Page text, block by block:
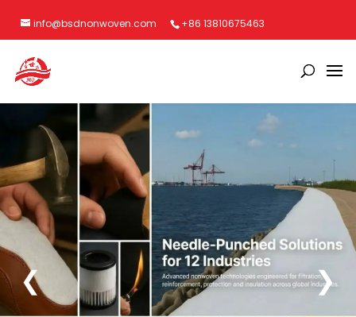
info@bsdnonwoven.com +86 13810675463
❮ ❯